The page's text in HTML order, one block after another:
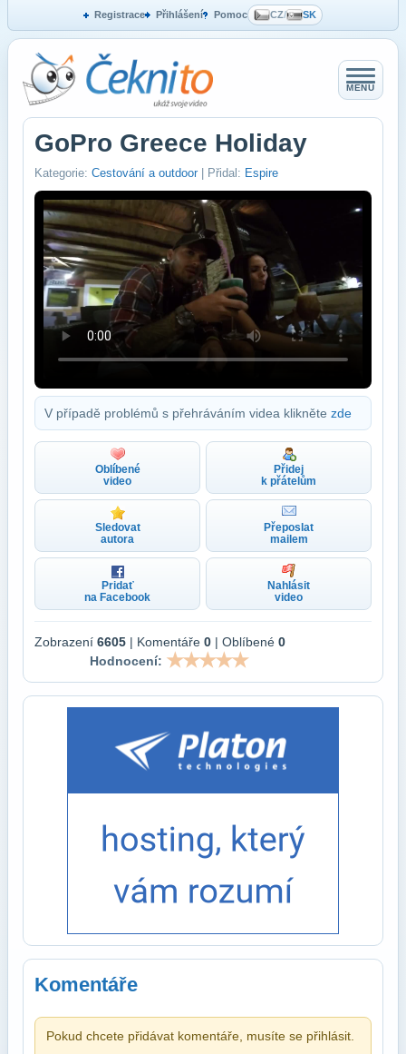
Registrace Přihlášení Pomoc CZ/ SK
MENU
GoPro Greece Holiday
Kategorie: Cestování a outdoor | Přidal: Espire
V případě problémů s přehráváním videa klikněte zde
Oblíbené
video
Přidej
k přátelům
Sledovat
autora
Přeposlat
mailem
Pridať
na Facebook
Nahlásit
video
Zobrazení 6605 | Komentáře 0 | Oblíbené 0
Hodnocení:
Komentáře
Pokud chcete přidávat komentáře, musíte se přihlásit.